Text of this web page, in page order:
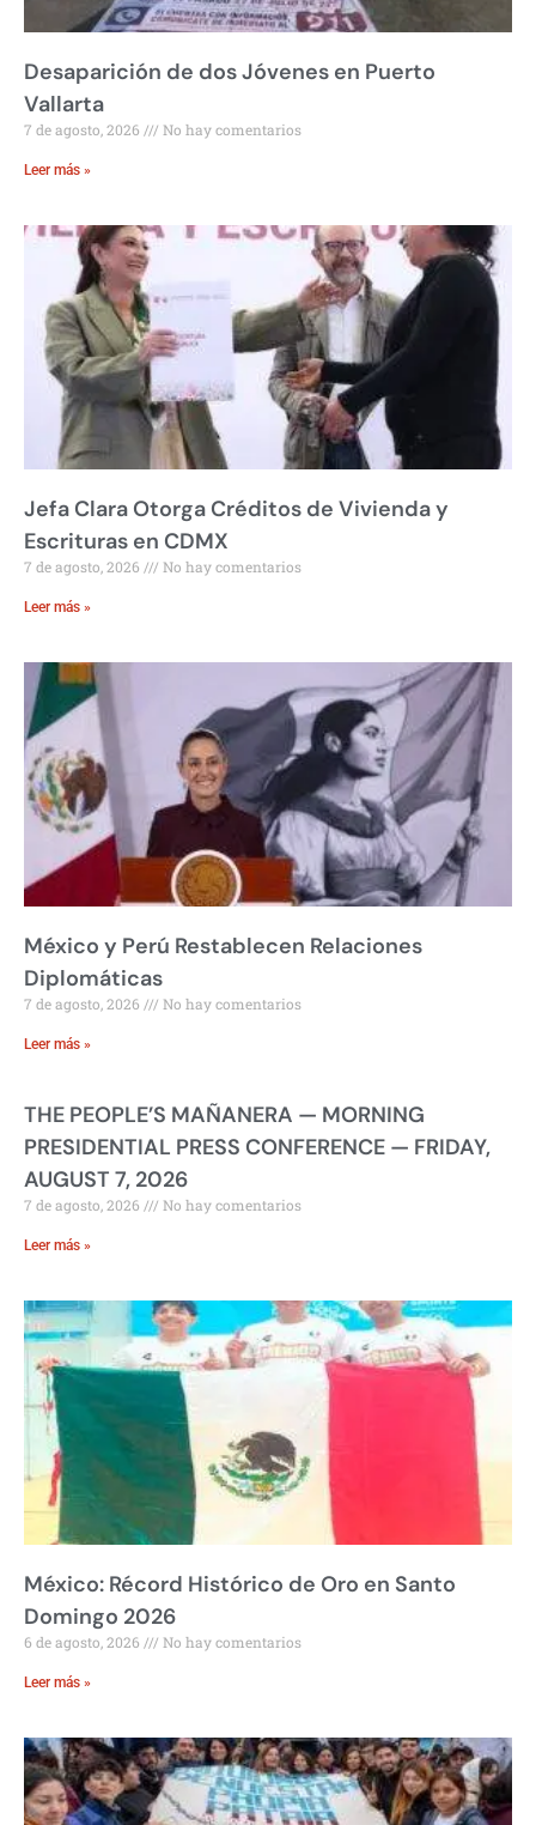
Desaparición de dos Jóvenes en Puerto
Vallarta
7 de agosto, 2026 No hay comentarios
Leer más »
Jefa Clara Otorga Créditos de Vivienda y
Escrituras en CDMX
7 de agosto, 2026 No hay comentarios
Leer más »
México y Perú Restablecen Relaciones
Diplomáticas
7 de agosto, 2026 No hay comentarios
Leer más »
THE PEOPLE’S MAÑANERA — MORNING
PRESIDENTIAL PRESS CONFERENCE — FRIDAY,
AUGUST 7, 2026
7 de agosto, 2026 No hay comentarios
Leer más »
México: Récord Histórico de Oro en Santo
Domingo 2026
6 de agosto, 2026 No hay comentarios
Leer más »